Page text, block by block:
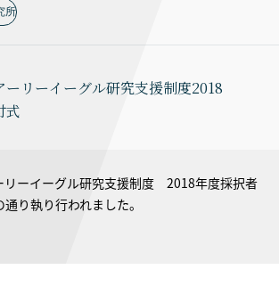
所
ーリーイーグル研究支援制度2018
式
リーイーグル研究支援制度 2018年度採択者
り執り行われました。